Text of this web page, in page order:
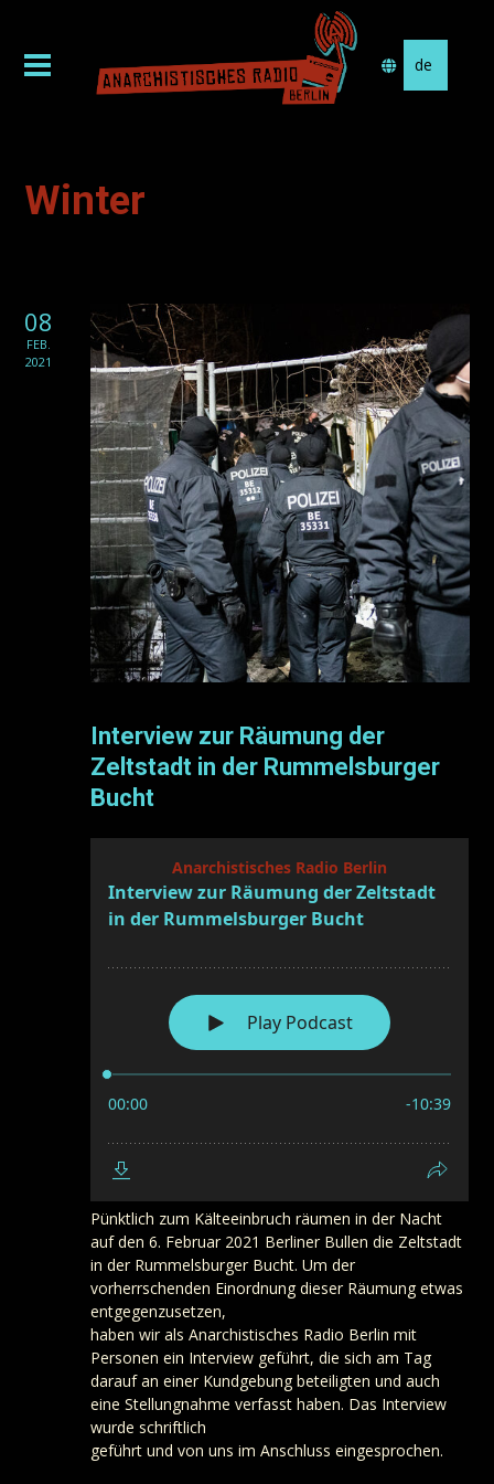
auswählen
Winter
08
FEB.
2021
Interview zur Räumung der
Zeltstadt in der Rummelsburger
Bucht
Pünktlich zum Kälteeinbruch räumen in der Nacht
auf den 6. Februar 2021 Berliner Bullen die Zeltstadt
in der Rummelsburger Bucht. Um der
vorherrschenden Einordnung dieser Räumung etwas
entgegenzusetzen,
haben wir als Anarchistisches Radio Berlin mit
Personen ein Interview geführt, die sich am Tag
darauf an einer Kundgebung beteiligten und auch
eine Stellungnahme verfasst haben. Das Interview
wurde schriftlich
geführt und von uns im Anschluss eingesprochen.